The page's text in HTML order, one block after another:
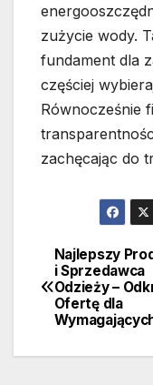
zużycie wody.
fundament dla
częściej
Równocześnie
zachęcając do
wpisu
Najlepszy
i Sprzedawca
Odzieży –
Ofertę dla